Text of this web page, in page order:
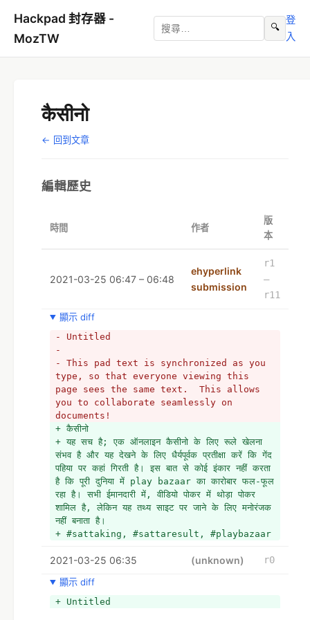
Hackpad 封存器 -
MozTW
🔍
登
入
कैसीनो
← 回到文章
編輯歷史
時間 作者
版
本
2021-03-25 06:47 – 06:48
ehyperlink
submission
r1
–
r11
顯示 diff
- Untitled
-
- This pad text is synchronized as you
type, so that everyone viewing this
page sees the same text.  This allows
you to collaborate seamlessly on
documents!
+ कैसीनो
+ यह सच है; एक ऑनलाइन कैसीनो के लिए रूले खेलना
संभव है और यह देखने के लिए धैर्यपूर्वक प्रतीक्षा करें कि गेंद
पहिया पर कहां गिरती है। इस बात से कोई इंकार नहीं करता
है कि पूरी दुनिया में play bazaar का कारोबार फल-फूल
रहा है। सभी ईमानदारी में, वीडियो पोकर में थोड़ा पोकर
शामिल है, लेकिन यह तथ्य साइट पर जाने के लिए मनोरंजक
नहीं बनाता है।
+ #sattaking, #sattaresult, #playbazaar
2021-03-25 06:35 (unknown)
r0
顯示 diff
+ Untitled